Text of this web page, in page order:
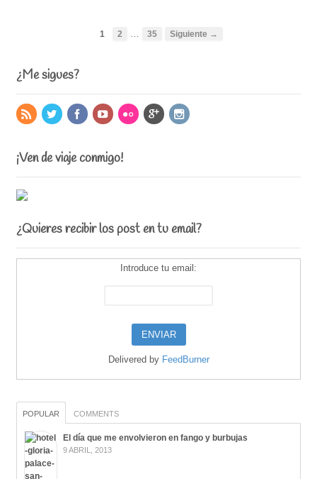
1 2 … 35 Siguiente →
¿Me sigues?
¡Ven de viaje conmigo!
¿Quieres recibir los post en tu email?
Introduce tu email:
Delivered by FeedBurner
POPULAR COMMENTS
El día que me envolvieron en fango y burbujas
9 ABRIL, 2013